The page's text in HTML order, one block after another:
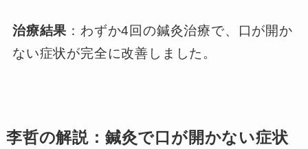
治療結果 ：わずか4回の鍼灸治療で、口が開か
ない症状が完全に改善しました。
李哲の解説：鍼灸で口が開かない症状